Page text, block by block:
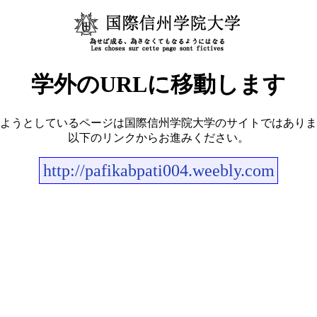
学外のURLに移動します
うとしているページは国際信州学院大学のサイトではあり
以下のリンクからお進みください。
http://pafikabpati004.weebly.com